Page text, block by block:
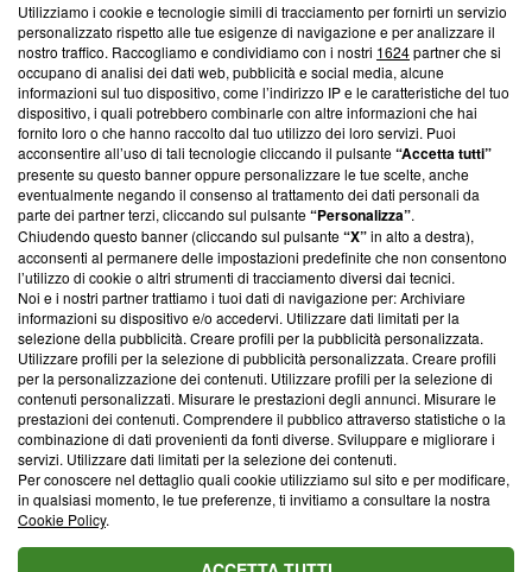
Questa sezione offre informazioni trasparenti su Blasting
News, sui nostri processi editoriali e su come ci impegniamo a
creare news di qualità. Inoltre, afferma la nostra aderenza a
‘Trust Project - News with Integrity’Blasting News non è
ancora membro del programma, ma ha richiesto di farne
parte; Trust Project non ha ancora effettuato una verifica di
conformità agli standard.
Su di noi
Team editoriale
Corporate
Redazione
Informativa Privacy
Cookie Policy
Blasting SA, IDI CHE-247.845.224, Via Carlo Frasca, 3 - 6900
Lugano (Svizzera) Tel:+39 0690258937
© 2026 Blasting News
Utilizziamo i cookie e tecnologie simili di tracciamento per fornirti un servizio
personalizzato rispetto alle tue esigenze di navigazione e per analizzare il
nostro traffico. Raccogliamo e condividiamo con i nostri 1624partner che si
occupano di analisi dei dati web, pubblicità e social media, alcune
informazioni sul tuo dispositivo, come l’indirizzo IP e le caratteristiche del tuo
dispositivo, i quali potrebbero combinarle con altre informazioni che hai
fornito loro o che hanno raccolto dal tuo utilizzo dei loro servizi. Puoi
acconsentire all’uso di tali tecnologie cliccando il pulsante“Accetta tutti”
presente su questo banner oppure personalizzare le tue scelte, anche
eventualmente negando il consenso al trattamento dei dati personali da
parte dei partner terzi, cliccando sul pulsante“Personalizza”.
Chiudendo questo banner (cliccando sul pulsante“X”in alto a destra),
acconsenti al permanere delle impostazioni predefinite che non consentono
l’utilizzo di cookie o altri strumenti di tracciamento diversi dai tecnici.
Noi e i nostri partner trattiamo i tuoi dati di navigazione per: Archiviare
informazioni su dispositivo e/o accedervi. Utilizzare dati limitati per la
selezione della pubblicità. Creare profili per la pubblicità personalizzata.
Utilizzare profili per la selezione di pubblicità personalizzata. Creare profili
per la personalizzazione dei contenuti. Utilizzare profili per la selezione di
contenuti personalizzati. Misurare le prestazioni degli annunci. Misurare le
prestazioni dei contenuti. Comprendere il pubblico attraverso statistiche o la
combinazione di dati provenienti da fonti diverse. Sviluppare e migliorare i
servizi. Utilizzare dati limitati per la selezione dei contenuti.
Per conoscere nel dettaglio quali cookie utilizziamo sul sito e per modificare,
in qualsiasi momento, le tue preferenze, ti invitiamo a consultare la nostra
Cookie Policy.